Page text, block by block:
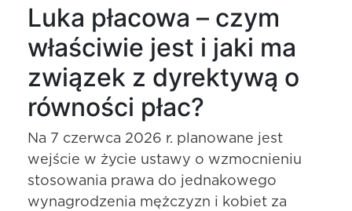
Luka płacowa – czym
właściwie jest i jaki ma
związek z dyrektywą o
równości płac?
Na 7 czerwca 2026 r. planowane jest
wejście w życie ustawy o wzmocnieniu
stosowania prawa do jednakowego
wynagrodzenia mężczyzn i kobiet za